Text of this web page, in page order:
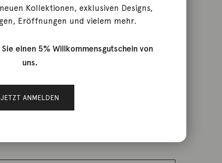
Kollektionen, exklusiven Designs,
Eröffnungen und vielem mehr.
einen 5% Willkommensgutschein von
uns.
JETZT ANMELDEN